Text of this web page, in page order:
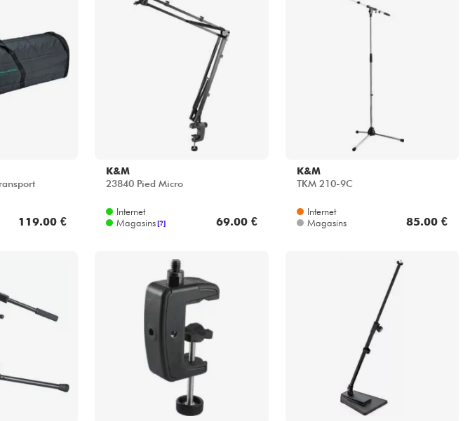
119.00 €
K&M
23840 Pied Micro
Internet
Magasins[?] 69.00 €
K&M
TKM 210-9C
Internet
Magasins
85.00 €